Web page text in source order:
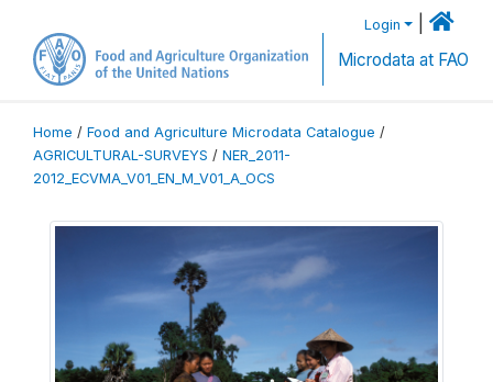
Login
Microdata at FAO
Home / Food and Agriculture Microdata Catalogue /
AGRICULTURAL-SURVEYS / NER_2011-
2012_ECVMA_V01_EN_M_V01_A_OCS